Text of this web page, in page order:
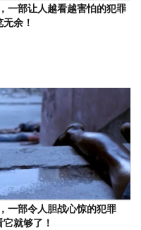
一部让人越看越害怕的犯罪
余！
一部令人胆战心惊的犯罪
就够了！